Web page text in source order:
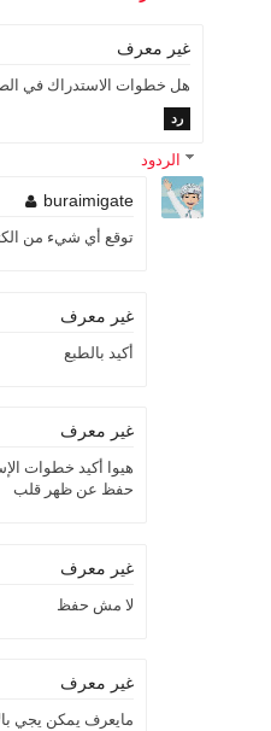
غير معرف
هل خطوات الاستدراك في
رد
الردود
buraimigate
توقع أي شيء من
غير معرف
أكيد بالطبع
غير معرف
هيوا أكيد خطوات
حفظ عن ظهر قلب
غير معرف
لا مش حفظ
غير معرف
مايعرف يمكن يجي